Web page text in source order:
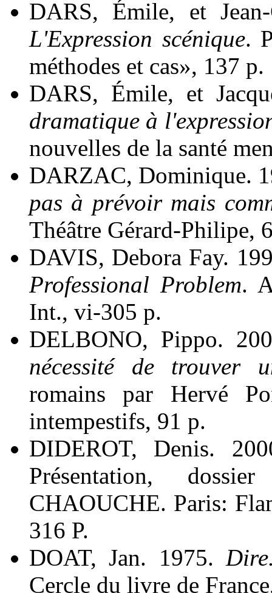
DARS, Émile, et
L'Expression scénique.
méthodes et cas», 137 p.
DARS, Émile, et
dramatique à
nouvelles de la santé
DARZAC, Dominique.
pas à prévoir mais
Théâtre Gérard-Philipe,
DAVIS, Debora Fay.
Professional Problem.
Int., vi-305 p.
DELBONO, Pippo.
nécessité de trouver
romains par Hervé
intempestifs, 91 p.
DIDEROT, Denis.
Présentation,
CHAOUCHE. Paris:
316 P.
DOAT, Jan. 1975.
Cercle du livre de